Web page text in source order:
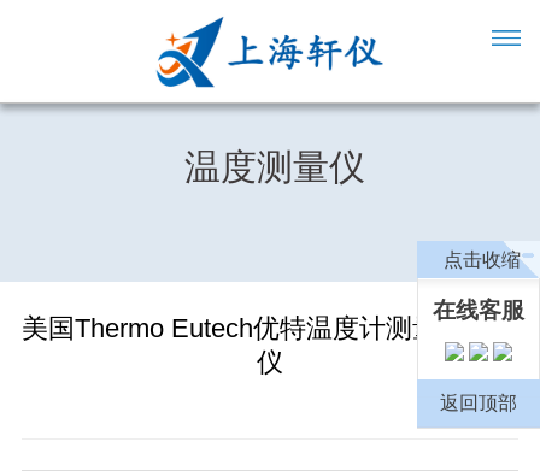
温度测量仪
美国Thermo Eutech优特温度计测量仪测试
仪
点击收缩
在线客服
返回顶部